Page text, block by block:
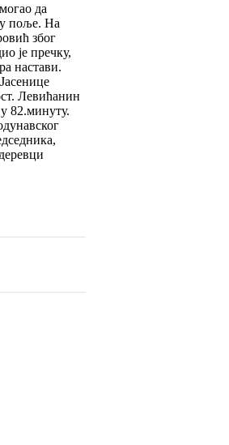
да
у поље. На
због
је пречку,
настави.
Левићанин
82.минуту.